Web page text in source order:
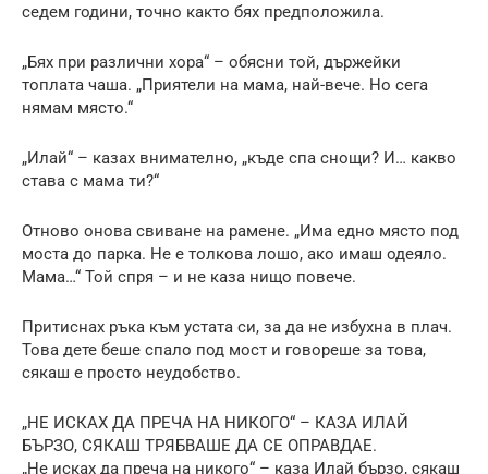
седем години, точно както бях предположила.
„Бях при различни хора“ – обясни той, държейки
топлата чаша. „Приятели на мама, най-вече. Но сега
нямам място.“
„Илай“ – казах внимателно, „къде спа снощи? И… какво
става с мама ти?“
Отново онова свиване на рамене. „Има едно място под
моста до парка. Не е толкова лошо, ако имаш одеяло.
Мама…“ Той спря – и не каза нищо повече.
Притиснах ръка към устата си, за да не избухна в плач.
Това дете беше спало под мост и говореше за това,
сякаш е просто неудобство.
„НЕ ИСКАХ ДА ПРЕЧА НА НИКОГО“ – КАЗА ИЛАЙ
БЪРЗО, СЯКАШ ТРЯБВАШЕ ДА СЕ ОПРАВДАЕ.
„Не исках да преча на никого“ – каза Илай бързо, сякаш